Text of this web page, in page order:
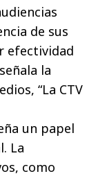
de sus
efectividad
la
“La CTV
un papel
La
como